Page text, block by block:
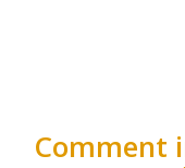
Comment